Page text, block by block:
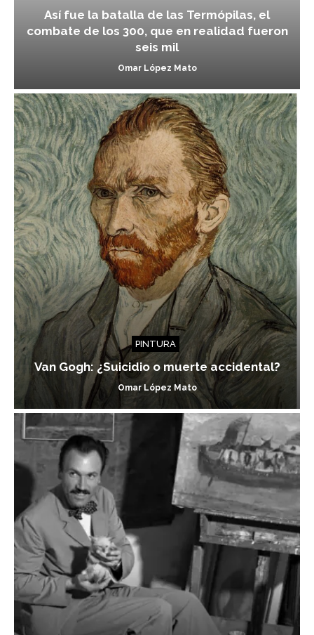
Así fue la batalla de las Termópilas, el
combate de los 300, que en realidad fueron
seis mil
Omar López Mato
PINTURA
Van Gogh: ¿Suicidio o muerte accidental?
Omar López Mato